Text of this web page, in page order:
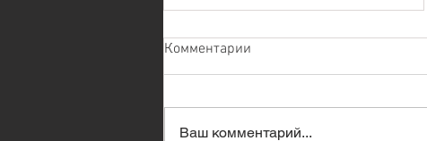
Комментарии
Ваш комментарий...